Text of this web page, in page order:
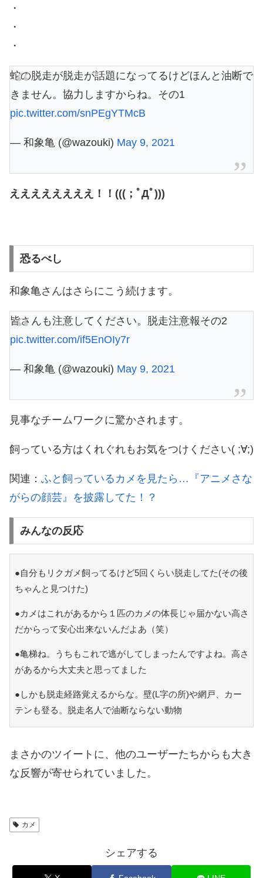
・
・
・
蛇の脱走が脱走が話題になってるけどほんと油断で
きません。協力しますからね。その1
pic.twitter.com/snPEgYTMcB
— 和象亀 (@wazouki) May 9, 2021
ええええええええ！！(((；ﾟДﾟ)))
恐るべし
和象亀さんはさらにこう続けます。
皆さんも注意してください。脱走注意報その2
pic.twitter.com/if5EnOIy7r
— 和象亀 (@wazouki) May 9, 2021
見事なチームワークに驚かされます。
飼っている方はくれぐれもお気をつけください( ;∀;)
関連： ふと飼っているカメを見たら…『アニメさな
がらの顔芸』を披露してた！？
みんなの反応
●自分もリクガメ飼ってるけど5回くらい脱走してた(その後
ちゃんと見つけた)
●カメはこれがあるから１匹のカメの体長じゃ届かない高さ
だからって安心出来ないんだよあ（笑）
●亀梯ね。うちもこれで逃がしてしまったんですよね。高さ
があるから大丈夫と思ってました
●しかも脱走経路覚えるからな。壁(L字の所)や網戸、カー
テンも登る。脱走名人で油断ならない動物
まさかのツイートに、他のユーザーたちからも大き
な反響が寄せられていました。
カメ
シェアする